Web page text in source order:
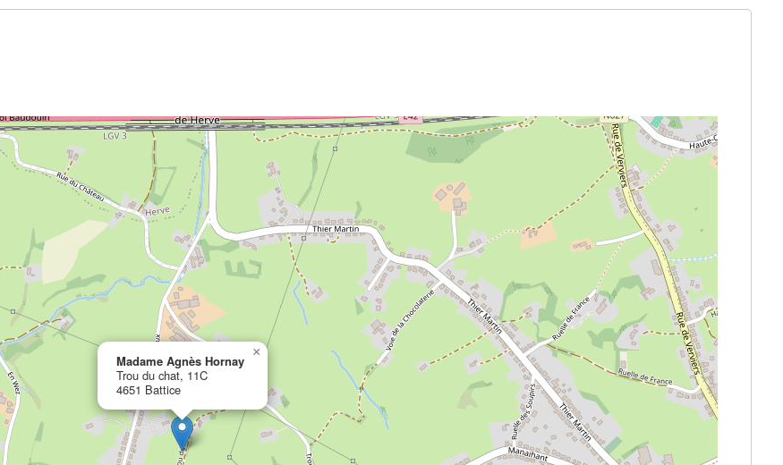
Madame Agnès Hornay
Trou du chat, 11C
4651 Battice
×